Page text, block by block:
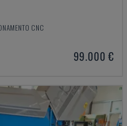
CNC
99.000 €